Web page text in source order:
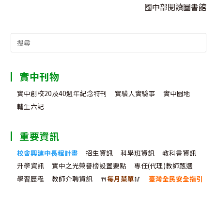
國中部閱讀圖書館
Search
for:
實中刊物
實中創校20及40週年紀念特刊 實驗人實驗事
實中園地
輔生六記
重要資訊
校舍興建中長程計畫 招生資訊 科學班資訊
教科書資訊
升學資訊
實中之光榮譽榜設置要點
專任(代理)教師甄選
學習歷程
教師介聘資訊 🍴每月菜單🥢 臺灣全民安全指引